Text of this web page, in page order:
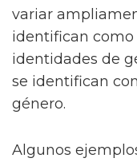
variar
identifican
identidades de
se identifican
género.
Algunos